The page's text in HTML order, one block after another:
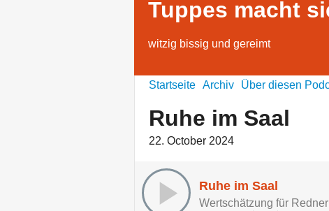
Tuppes macht
witzig bissig und gereimt
Startseite Archiv Über diesen
Ruhe im Saal
22. October 2024
Ruhe im Saal
Wertschätzung für